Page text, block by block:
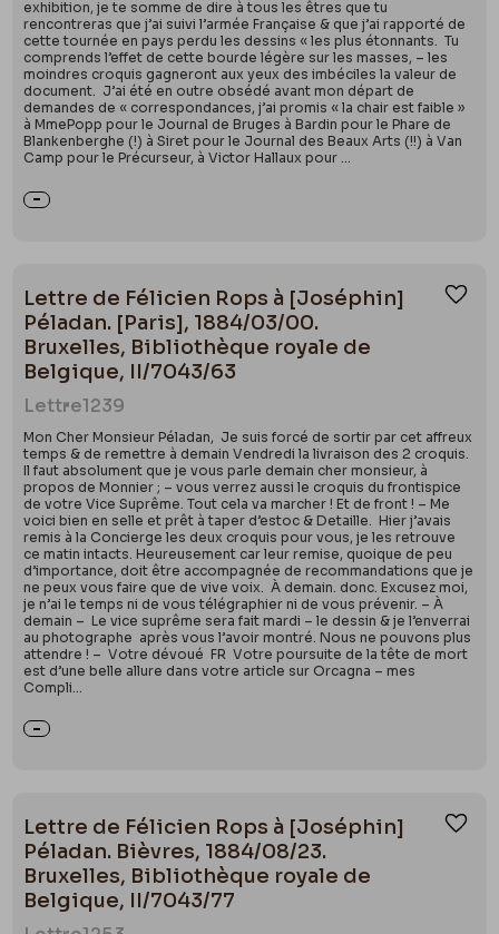
exhibition, je te somme de dire à tous les êtres que tu
rencontreras que j’ai suivi l’armée Française & que j’ai rapporté de
cette tournée en pays perdu les dessins « les plus étonnants. Tu
comprends l’effet de cette bourde légère sur les masses, – les
moindres croquis gagneront aux yeux des imbéciles la valeur de
document. J’ai été en outre obsédé avant mon départ de
demandes de « correspondances, j’ai promis « la chair est faible »
à MmePopp pour le Journal de Bruges à Bardin pour le Phare de
Blankenberghe (!) à Siret pour le Journal des Beaux Arts (!!) à Van
Camp pour le Précurseur, à Victor Hallaux pour ...
Lettre de Félicien Rops à [Joséphin]
Péladan. [Paris], 1884/03/00.
Bruxelles, Bibliothèque royale de
Belgique, II/7043/63
Lettre1239
Mon Cher Monsieur Péladan, Je suis forcé de sortir par cet affreux
temps & de remettre à demain Vendredi la livraison des 2 croquis.
Il faut absolument que je vous parle demain cher monsieur, à
propos de Monnier ; – vous verrez aussi le croquis du frontispice
de votre Vice Suprême. Tout cela va marcher ! Et de front ! – Me
voici bien en selle et prêt à taper d’estoc & Detaille. Hier j’avais
remis à la Concierge les deux croquis pour vous, je les retrouve
ce matin intacts. Heureusement car leur remise, quoique de peu
d’importance, doit être accompagnée de recommandations que je
ne peux vous faire que de vive voix. À demain. donc. Excusez moi,
je n’ai le temps ni de vous télégraphier ni de vous prévenir. – À
demain – Le vice suprême sera fait mardi – le dessin & je l’enverrai
au photographe après vous l’avoir montré. Nous ne pouvons plus
attendre ! – Votre dévoué FR Votre poursuite de la tête de mort
est d’une belle allure dans votre article sur Orcagna – mes
Compli...
Lettre de Félicien Rops à [Joséphin]
Péladan. Bièvres, 1884/08/23.
Bruxelles, Bibliothèque royale de
Belgique, II/7043/77